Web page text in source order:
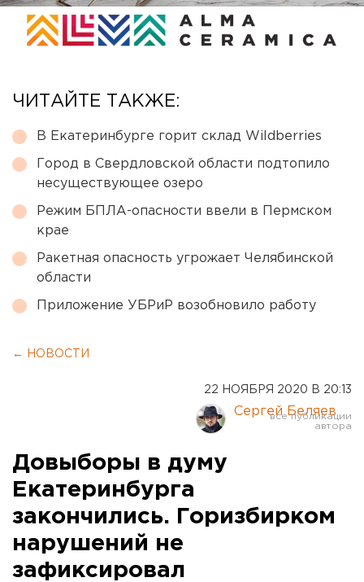
ЧИТАЙТЕ ТАКЖЕ:
В Екатеринбурге горит склад Wildberries
Город в Свердловской области подтопило
несуществующее озеро
Режим БПЛА-опасности ввели в Пермском
крае
Ракетная опасность угрожает Челябинской
области
Приложение УБРиР возобновило работу
← НОВОСТИ
22 НОЯБРЯ 2020 В 20:13
Сергей Беляев
Довыборы в думу
Екатеринбурга
закончились. Горизбирком
нарушений не
зафиксировал